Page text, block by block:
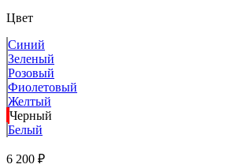
Цвет
Синий
Зеленый
Розовый
Фиолетовый
Желтый
Черный
Белый
6 200 ₽